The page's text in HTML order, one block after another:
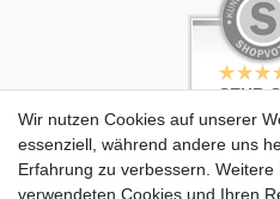
SEHR
5 / 5
bei:
SEHR
4.99 / 5
bei:
Wir nutzen Cookies auf unserer
essenziell, während andere uns
Erfahrung zu verbessern.
verwendeten Cookies und Ihren